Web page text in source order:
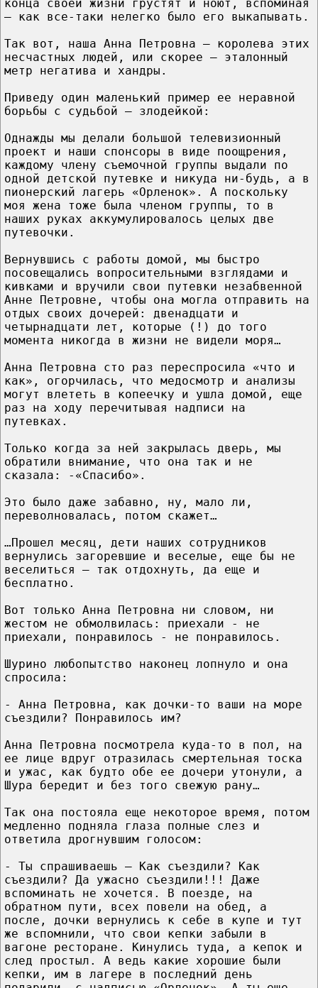
конца своей жизни грустят и ноют, вспоминая
– как все-таки нелегко было его выкапывать.
Так вот, наша Анна Петровна – королева этих
несчастных людей, или скорее – эталонный
метр негатива и хандры.
Приведу один маленький пример ее неравной
борьбы с судьбой – злодейкой:
Однажды мы делали большой телевизионный
проект и наши спонсоры в виде поощрения,
каждому члену съемочной группы выдали по
одной детской путевке и никуда ни-будь, а в
пионерский лагерь «Орленок». А поскольку
моя жена тоже была членом группы, то в
наших руках аккумулировалось целых две
путевочки.
Вернувшись с работы домой, мы быстро
посовещались вопросительными взглядами и
кивками и вручили свои путевки незабвенной
Анне Петровне, чтобы она могла отправить на
отдых своих дочерей: двенадцати и
четырнадцати лет, которые (!) до того
момента никогда в жизни не видели моря…
Анна Петровна сто раз переспросила «что и
как», огорчилась, что медосмотр и анализы
могут влететь в копеечку и ушла домой, еще
раз на ходу перечитывая надписи на
путевках.
Только когда за ней закрылась дверь, мы
обратили внимание, что она так и не
сказала: -«Спасибо».
Это было даже забавно, ну, мало ли,
переволновалась, потом скажет…
…Прошел месяц, дети наших сотрудников
вернулись загоревшие и веселые, еще бы не
веселиться – так отдохнуть, да еще и
бесплатно.
Вот только Анна Петровна ни словом, ни
жестом не обмолвилась: приехали - не
приехали, понравилось - не понравилось.
Шурино любопытство наконец лопнуло и она
спросила:
- Анна Петровна, как дочки-то ваши на море
съездили? Понравилось им?
Анна Петровна посмотрела куда-то в пол, на
ее лице вдруг отразилась смертельная тоска
и ужас, как будто обе ее дочери утонули, а
Шура бередит и без того свежую рану…
Так она постояла еще некоторое время, потом
медленно подняла глаза полные слез и
ответила дрогнувшим голосом:
- Ты спрашиваешь – Как съездили? Как
съездили? Да ужасно съездили!!! Даже
вспоминать не хочется. В поезде, на
обратном пути, всех повели на обед, а
после, дочки вернулись к себе в купе и тут
же вспомнили, что свои кепки забыли в
вагоне ресторане. Кинулись туда, а кепок и
след простыл. А ведь какие хорошие были
кепки, им в лагере в последний день